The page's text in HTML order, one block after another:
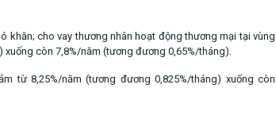
khăn; cho vay thương nhân hoạt động thương mại tại vùng
còn 7,8%/năm (tương đương 0,65%/tháng).
từ 8,25%/năm (tương đương 0,825%/tháng) xuống còn